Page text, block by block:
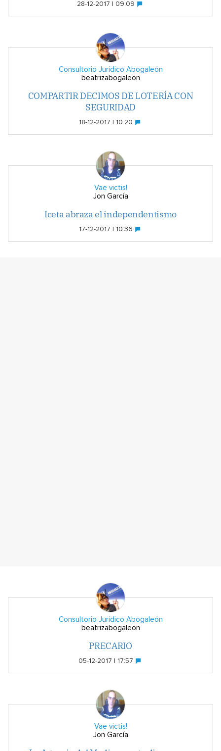
28-12-2017 | 09:09
Consultorio Jurídico Abogaleón
beatrizabogaleon
COMPARTIR DECIMOS DE LOTERÍA CON
SEGURIDAD
18-12-2017 | 10:20
Vae victis!
Jon García
Iceta abraza el independentismo
17-12-2017 | 10:36
Consultorio Jurídico Abogaleón
beatrizabogaleon
PRECARIO
05-12-2017 | 17:57
Vae victis!
Jon García